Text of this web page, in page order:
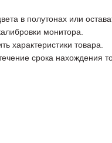
в полутонах или
монитора.
характеристики товара.
срока нахождения